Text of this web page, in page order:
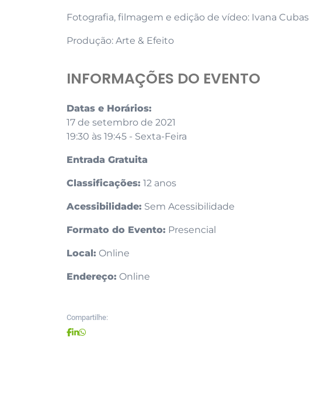
Fotografia, filmagem e edição de vídeo: Ivana Cubas
Produção: Arte & Efeito
INFORMAÇÕES DO EVENTO
Datas e Horários:
17 de setembro de 2021
19:30 às 19:45 - Sexta-Feira
Entrada Gratuita
Classificações: 12 anos
Acessibilidade: Sem Acessibilidade
Formato do Evento: Presencial
Local: Online
Endereço: Online
Compartilhe: